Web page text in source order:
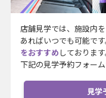
店舗見学では、施設内
あればいつでも可能で
をおすすめ しております
下記の見学予約フォー
見学